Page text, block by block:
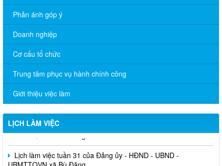
Phản ánh góp ý
Doanh nghiệp
Cơ cấu tổ chức
Trung tâm phục vụ hành chính công
Giới thiệu việc làm
LỊCH LÀM VIỆC
Lịch làm việc tuần 32 của Đảng ủy - HĐND - UBND -
UBMTTQVN xã Bù Đăng
Lịch làm việc tuần 31 của Đảng ủy - HĐND - UBND -
UBMTTQVN xã Bù Đăng